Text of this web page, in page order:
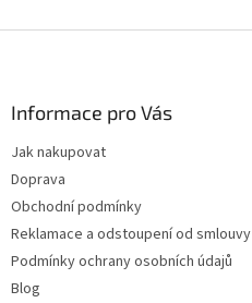
Informace pro Vás
Jak nakupovat
Doprava
Obchodní podmínky
Reklamace a odstoupení od smlouvy
Podmínky ochrany osobních údajů
Blog